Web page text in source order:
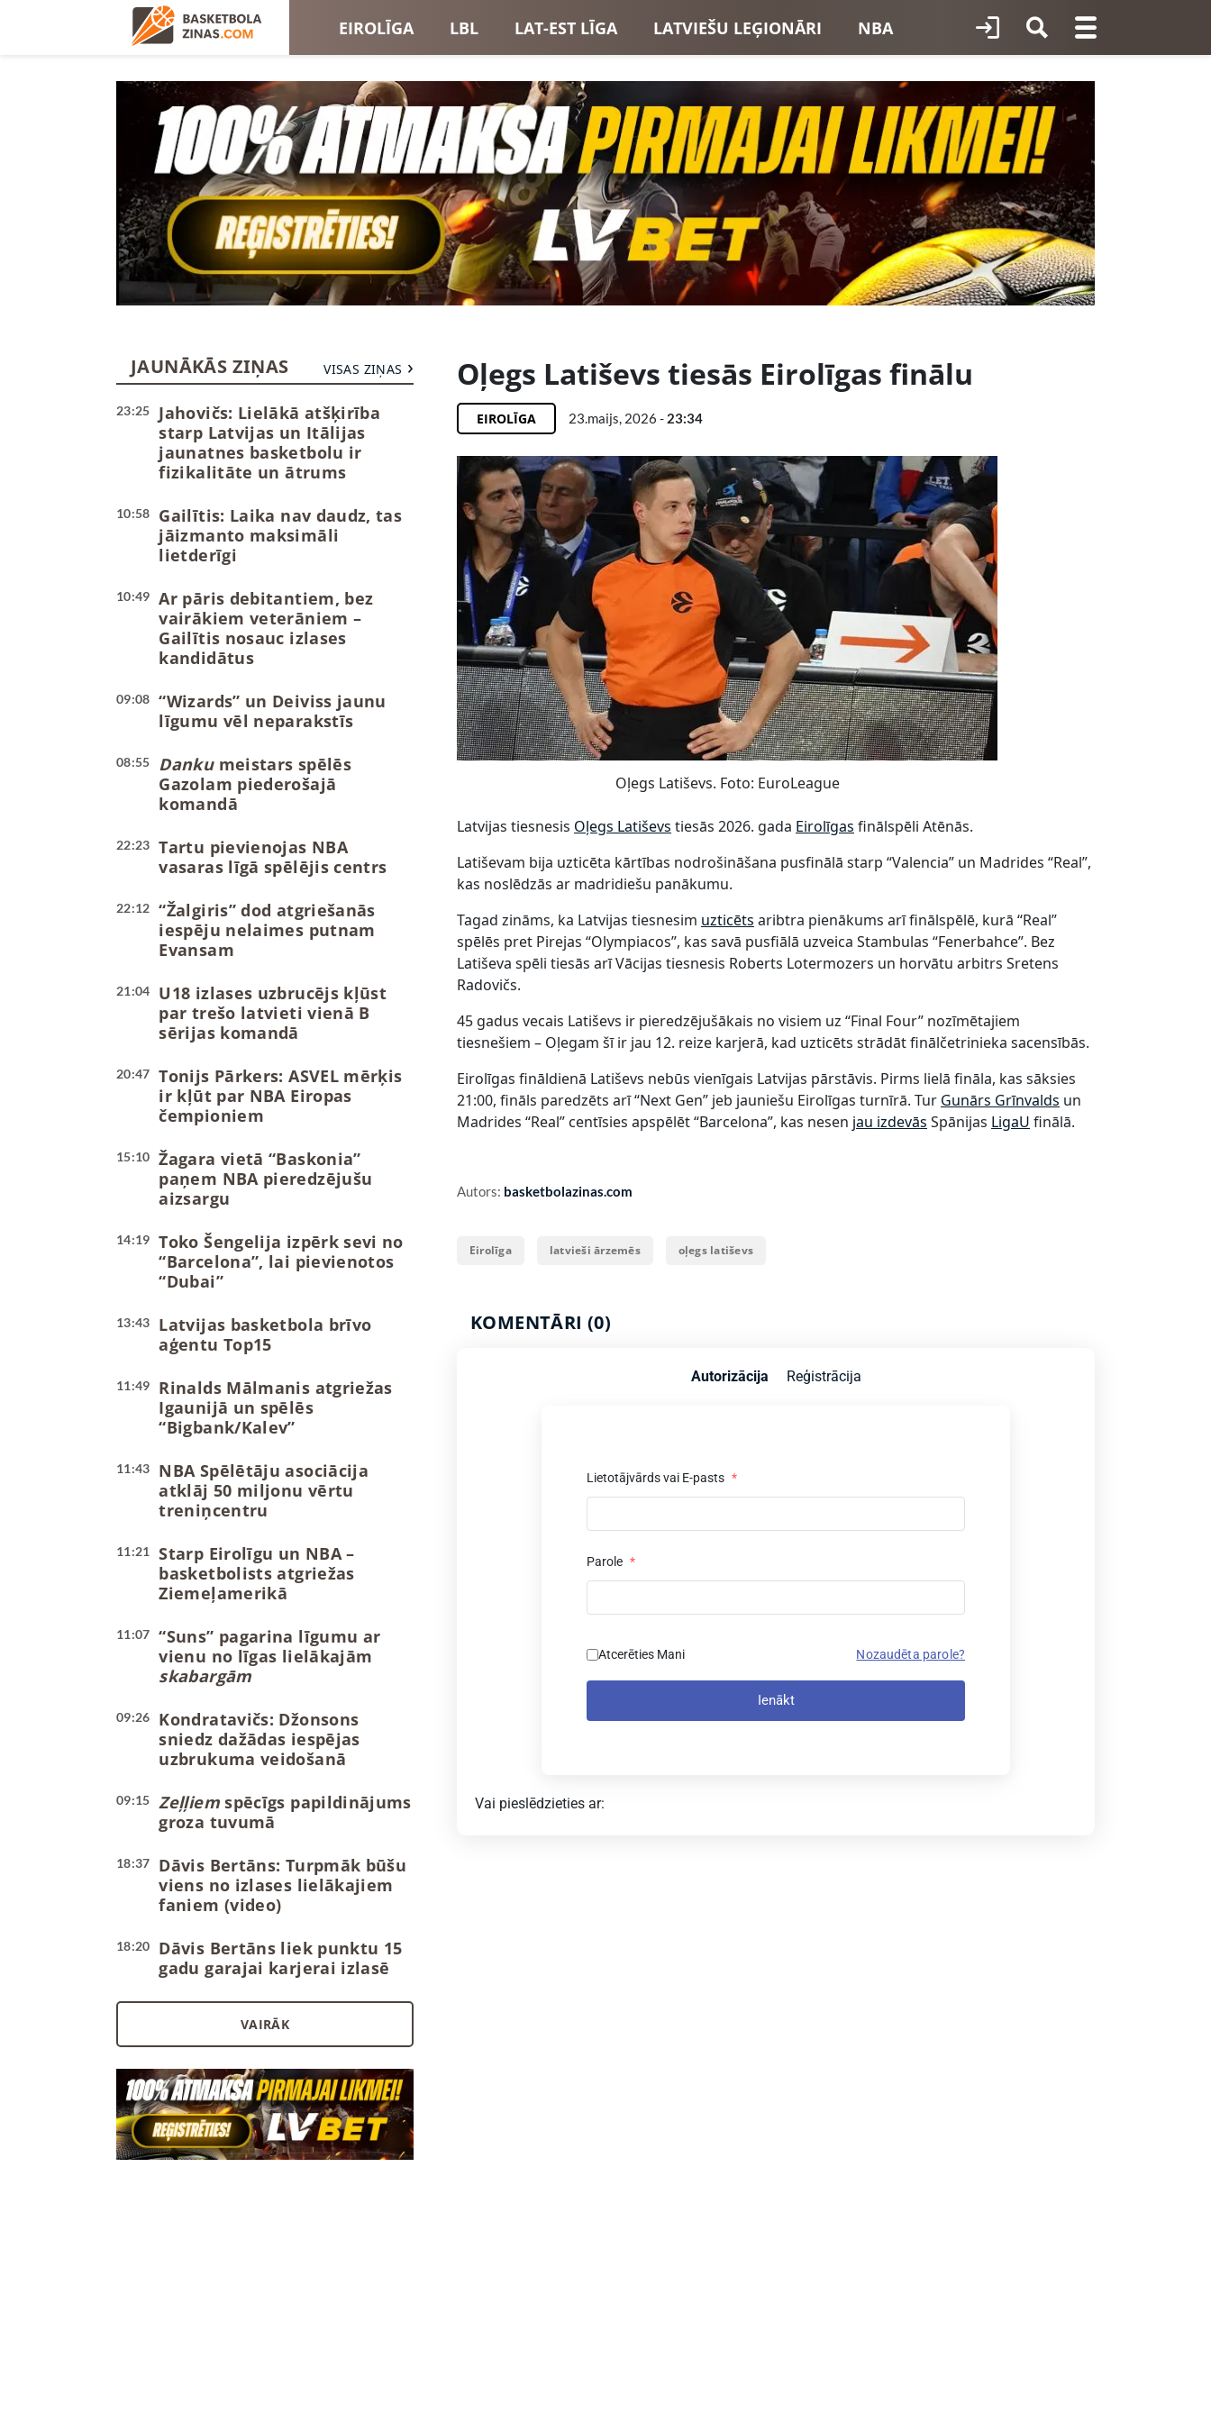
EIROLĪGA LBL LAT-EST LĪGA LATVIEŠU LEĢIONĀRI NBA
EIROKAUSI LATVIJAS IZLASE
JAUNĀKĀS ZIŅAS VISAS ZIŅAS
23:25
Jahovičs: Lielākā atšķirība
starp Latvijas un Itālijas
jaunatnes basketbolu ir
fizikalitāte un ātrums
10:58
Gailītis: Laika nav daudz, tas
jāizmanto maksimāli
lietderīgi
10:49
Ar pāris debitantiem, bez
vairākiem veterāniem –
Gailītis nosauc izlases
kandidātus
09:08
“Wizards” un Deiviss jaunu
līgumu vēl neparakstīs
08:55 Dankumeistars spēlēs
Gazolam piederošajā
komandā
22:23
Tartu pievienojas NBA
vasaras līgā spēlējis centrs
22:12
“Žalgiris” dod atgriešanās
iespēju nelaimes putnam
Evansam
21:04
U18 izlases uzbrucējs kļūst
par trešo latvieti vienā B
sērijas komandā
20:47
Tonijs Pārkers: ASVEL mērķis
ir kļūt par NBA Eiropas
čempioniem
15:10
Žagara vietā “Baskonia”
paņem NBA pieredzējušu
aizsargu
14:19
Toko Šengelija izpērk sevi no
“Barcelona”, lai pievienotos
“Dubai”
13:43
Latvijas basketbola brīvo
aģentu Top15
11:49
Rinalds Mālmanis atgriežas
Igaunijā un spēlēs
“Bigbank/Kalev”
11:43
NBA Spēlētāju asociācija
atklāj 50 miljonu vērtu
treniņcentru
11:21
Starp Eirolīgu un NBA –
basketbolists atgriežas
Ziemeļamerikā
11:07
“Suns” pagarina līgumu ar
vienu no līgas lielākajām
skabargām
09:26
Kondratavičs: Džonsons
sniedz dažādas iespējas
uzbrukuma veidošanā
09:15 Zeļļiemspēcīgs papildinājums
groza tuvumā
18:37
Dāvis Bertāns: Turpmāk būšu
viens no izlases lielākajiem
faniem (video)
18:20
Dāvis Bertāns liek punktu 15
gadu garajai karjerai izlasē
VAIRĀK
Oļegs Latiševs tiesās Eirolīgas finālu
EIROLĪGA 23.maijs, 2026 - 23:34
Oļegs Latiševs. Foto: EuroLeague
Latvijas tiesnesis Oļegs Latiševs tiesās 2026. gada Eirolīgas finālspēli Atēnās.
Latiševam bija uzticēta kārtības nodrošināšana pusfinālā starp “Valencia” un Madrides “Real”,
kas noslēdzās ar madridiešu panākumu.
Tagad zināms, ka Latvijas tiesnesim uzticēts aribtra pienākums arī finālspēlē, kurā “Real”
spēlēs pret Pirejas “Olympiacos”, kas savā pusfiālā uzveica Stambulas “Fenerbahce”. Bez
Latiševa spēli tiesās arī Vācijas tiesnesis Roberts Lotermozers un horvātu arbitrs Sretens
Radovičs.
45 gadus vecais Latiševs ir pieredzējušākais no visiem uz “Final Four” nozīmētajiem
tiesnešiem – Oļegam šī ir jau 12. reize karjerā, kad uzticēts strādāt finālčetrinieka sacensībās.
Eirolīgas fināldienā Latiševs nebūs vienīgais Latvijas pārstāvis. Pirms lielā fināla, kas sāksies
21:00, fināls paredzēts arī “Next Gen” jeb jauniešu Eirolīgas turnīrā. Tur Gunārs Grīnvalds un
Madrides “Real” centīsies apspēlēt “Barcelona”, kas nesen jau izdevās Spānijas LigaU finālā.
Autors: basketbolazinas.com
Eirolīga latvieši ārzemēs oļegs latiševs
KOMENTĀRI (0)
Autorizācija Reģistrācija
Lietotājvārds vai E-pasts *
Parole *
Atcerēties Mani Nozaudēta parole?
Ienākt
Vai pieslēdzieties ar: